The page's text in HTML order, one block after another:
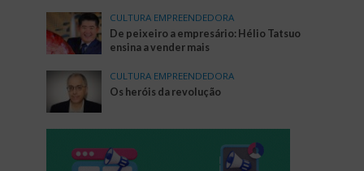
CULTURA EMPREENDEDORA
De peixeiro a empresário: Hélio Tatsuo
ensina a vender mais
CULTURA EMPREENDEDORA
Os heróis da revolução